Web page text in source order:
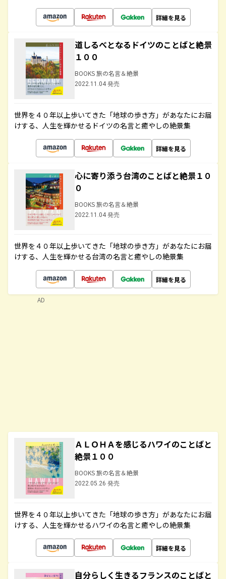
詳細を見る
道しるべとなるドイツのことばと絶景
１００
BOOKS 旅の名言＆絶景
2022.11.04 発売
世界を４０年以上歩いてきた「地球の歩き方」があなたにお届
けする、人生を輝かせるドイツの名言と癒やしの絶景集
詳細を見る
心に寄り添う台湾のことばと絶景１０
０
BOOKS 旅の名言＆絶景
2022.11.04 発売
世界を４０年以上歩いてきた「地球の歩き方」があなたにお届
けする、人生を輝かせる台湾の名言と癒やしの絶景集
詳細を見る
ＡＬＯＨＡを感じるハワイのことばと
絶景１００
BOOKS 旅の名言＆絶景
2022.05.26 発売
世界を４０年以上歩いてきた「地球の歩き方」があなたにお届
けする、人生を輝かせるハワイの名言と癒やしの絶景集
詳細を見る
自分らしく生きるフランスのことばと
AD